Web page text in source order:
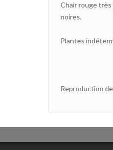
Chair rouge
noires.
Plantes
Reproduction